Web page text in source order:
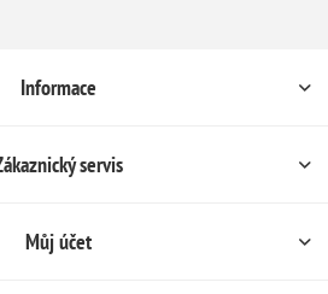
Informace
servis
Můj účet